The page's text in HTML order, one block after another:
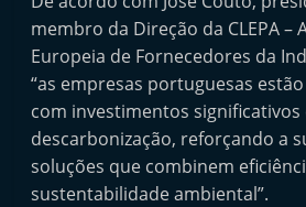
o
A
f
t
e
r
membro da Direção da CLEPA –
Europeia de Fornecedores da
“as empresas portuguesas
com investimentos significativos
descarbonização, reforçando a
soluções que combinem
sustentabilidade ambiental”.